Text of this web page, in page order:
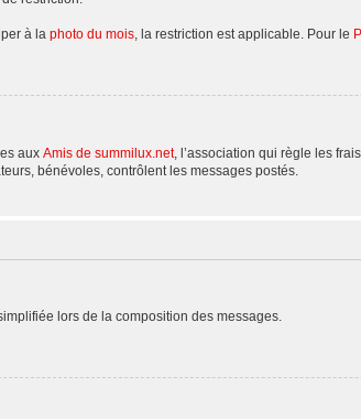
à la photo du mois, la restriction est applicable. Pour le
aux Amis de summilux.net, l’association qui règle les
bénévoles, contrôlent les messages postés.
lors de la composition des messages.